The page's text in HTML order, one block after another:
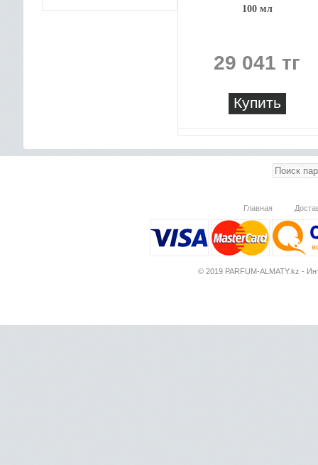
100 мл
29 041 тг
Купить
Главная
© 2019 PARFUM-ALMATY.kz -